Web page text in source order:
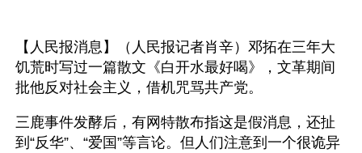
【人民报消息】（人民报记者肖辛）邓拓在三年大
饥荒时写过一篇散文《白开水最好喝》，文革期间
批他反对社会主义，借机咒骂共产党。
三鹿事件发酵后，有网特散布指这是假消息，还扯
到“反华”、“爱国”等言论。但人们注意到一个很诡异